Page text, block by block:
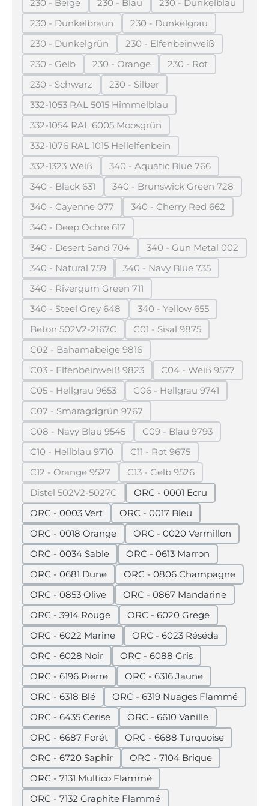
230 - Beige
(Diese Option ist zurzeit nicht verfügbar.)
230 - Blau
(Diese Option ist zurzeit nicht
230 - Dunkelblau
(Diese Option ist
230 - Dunkelbraun
(Diese Option ist zurzeit nicht verfügbar.)
230 - Dunkelgrau
(Diese Option ist zurzeit
230 - Dunkelgrün
(Diese Option ist zurzeit nicht verfügbar.)
230 - Elfenbeinweiß
(Diese Option ist zurzeit
230 - Gelb
(Diese Option ist zurzeit nicht verfügbar.)
230 - Orange
(Diese Option ist zurzeit nicht
230 - Rot
(Diese Option ist
230 - Schwarz
(Diese Option ist zurzeit nicht verfügbar.)
230 - Silber
(Diese Option ist zurzeit nicht
332-1053 RAL 5015 Himmelblau
(Diese Option ist zurzeit nicht verfügbar.)
332-1054 RAL 6005 Moosgrün
(Diese Option ist zurzeit nicht verfügbar.)
332-1076 RAL 1015 Hellelfenbein
(Diese Option ist zurzeit nicht verfügbar.)
332-1323 Weiß
(Diese Option ist zurzeit nicht verfügbar.)
340 - Aquatic Blue 766
(Diese Option ist zurzeit
340 - Black 631
(Diese Option ist zurzeit nicht verfügbar.)
340 - Brunswick Green 728
(Diese Option ist zurzeit
340 - Cayenne 077
(Diese Option ist zurzeit nicht verfügbar.)
340 - Cherry Red 662
(Diese Option ist
340 - Deep Ochre 617
(Diese Option ist zurzeit nicht verfügbar.)
340 - Desert Sand 704
(Diese Option ist zurzeit nicht verfügbar.)
340 - Gun Metal 002
(Diese Option ist
340 - Natural 759
(Diese Option ist zurzeit nicht verfügbar.)
340 - Navy Blue 735
(Diese Option ist zurzeit
340 - Rivergum Green 711
(Diese Option ist zurzeit nicht verfügbar.)
340 - Steel Grey 648
(Diese Option ist zurzeit nicht verfügbar.)
340 - Yellow 655
(Diese Option ist
Beton 502V2-2167C
(Diese Option ist zurzeit nicht verfügbar.)
C01 - Sisal 9875
(Diese Option ist zurzeit
C02 - Bahamabeige 9816
(Diese Option ist zurzeit nicht verfügbar.)
C03 - Elfenbeinweiß 9823
(Diese Option ist zurzeit nicht verfügbar.)
C04 - Weiß 9577
(Diese Option ist
C05 - Hellgrau 9653
(Diese Option ist zurzeit nicht verfügbar.)
C06 - Hellgrau 9741
(Diese Option ist
C07 - Smaragdgrün 9767
(Diese Option ist zurzeit nicht verfügbar.)
C08 - Navy Blau 9545
(Diese Option ist zurzeit nicht verfügbar.)
C09 - Blau 9793
(Diese Option ist
C10 - Hellblau 9710
(Diese Option ist zurzeit nicht verfügbar.)
C11 - Rot 9675
(Diese Option ist zurzeit
C12 - Orange 9527
(Diese Option ist zurzeit nicht verfügbar.)
C13 - Gelb 9526
(Diese Option ist zurzeit
Distel 502V2-5027C
(Diese Option ist zurzeit nicht verfügbar.)
ORC - 0001 Ecru
ORC - 0003 Vert
ORC - 0017 Bleu
ORC - 0018 Orange
ORC - 0020 Vermillon
ORC - 0034 Sable
ORC - 0613 Marron
ORC - 0681 Dune
ORC - 0806 Champagne
ORC - 0853 Olive
ORC - 0867 Mandarine
ORC - 3914 Rouge
ORC - 6020 Grege
ORC - 6022 Marine
ORC - 6023 Réséda
ORC - 6028 Noir
ORC - 6088 Gris
ORC - 6196 Pierre
ORC - 6316 Jaune
ORC - 6318 Blé
ORC - 6319 Nuages Flammé
ORC - 6435 Cerise
ORC - 6610 Vanille
ORC - 6687 Forét
ORC - 6688 Turquoise
ORC - 6720 Saphir
ORC - 7104 Brique
ORC - 7131 Multico Flammé
ORC - 7132 Graphite Flammé